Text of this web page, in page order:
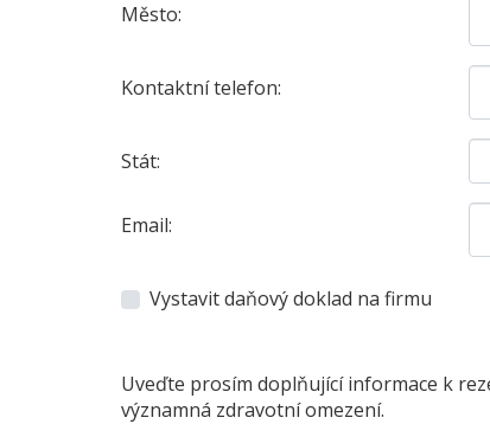
Město:
Kontaktní telefon:
Stát:
Email:
Vystavit daňový doklad na firmu
Uveďte prosím doplňující informace k
významná zdravotní omezení.